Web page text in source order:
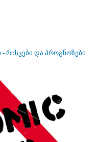
რისკები და პროგნოზები